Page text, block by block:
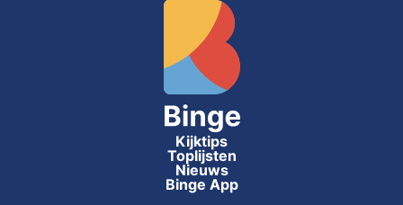
Kijktips
Toplijsten
Nieuws
Binge App